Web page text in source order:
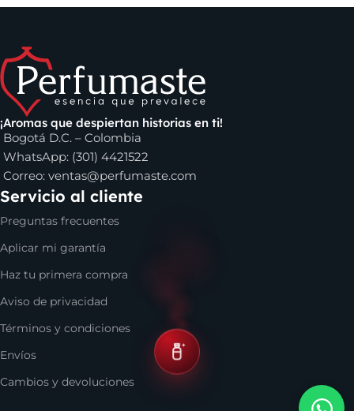
¡Aromas que despiertan historias en ti!
Bogotá D.C. – Colombia
WhatsApp: (301) 4421522
Correo: ventas@perfumaste.com
Servicio al cliente
Preguntas frecuentes
Aplicar mi garantía
Haz tu primera compra
Aviso de privacidad
Términos y condiciones
Envíos
Cambios y devoluciones